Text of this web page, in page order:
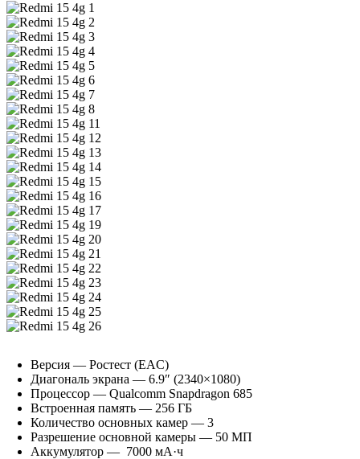
Версия — Ростест (EAC)
Диагональ экрана — 6.9″ (2340×1080)
Процессор — Qualcomm Snapdragon 685
Встроенная память — 256 ГБ
Количество основных камер — 3
Разрешение основной камеры — 50 МП
Аккумулятор — 7000 мА·ч